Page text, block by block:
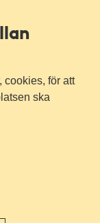
cookies, för att
ska